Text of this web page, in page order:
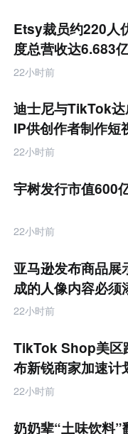
Etsy裁员约220人
度总营收达6.683
22小时前
迪士尼与TikTok
IP供创作者制作短
22小时前
宇树发行市值600
22小时前
亚马逊发布商品展
成的人像内容必须
据
22小时前
TikTok Shop美区
布新锐商家加速计
金资源帮扶四类商家
22小时前
奶奶辈“土味饮料”